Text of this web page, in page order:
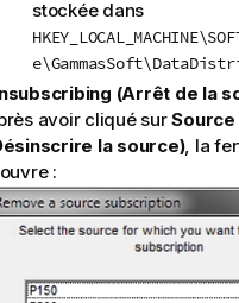
stockée dans
(Arrêt de la
avoir cliqué sur
la source), la
: